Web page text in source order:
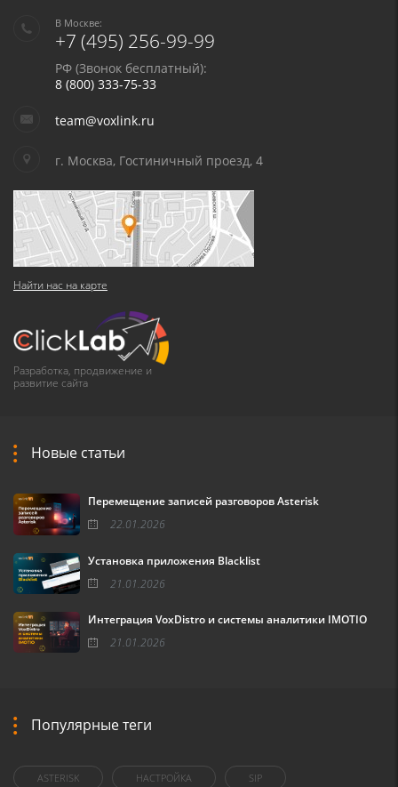
В Москве:
+7 (495) 256-99-99
РФ (Звонок бесплатный):
8 (800) 333-75-33
team@voxlink.ru
г. Москва, Гостиничный проезд, 4
Найти нас на карте
Разработка, продвижение и
развитие сайта
Новые статьи
Перемещение записей разговоров Asterisk
22.01.2026
Установка приложения Blacklist
21.01.2026
Интеграция VoxDistro и системы аналитики IMOTIO
21.01.2026
Популярные теги
ASTERISK НАСТРОЙКА SIP